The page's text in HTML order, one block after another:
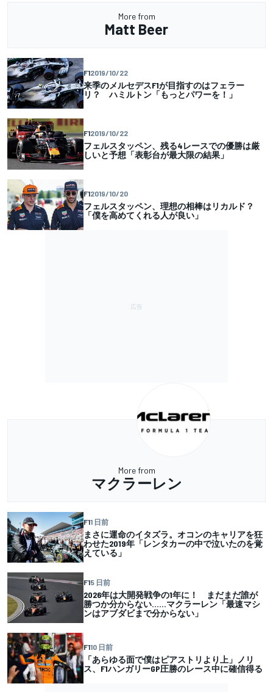
More from
Matt Beer
F12019/10/22
来季のメルセデスF1が目指すのはフェラー
リ？ ハミルトン「もっとパワーを！」
F12019/10/22
フェルスタッペン、残る4レースでの優勝は厳
しいと予想「表彰台が最大限の結果」
F12019/10/20
フェルスタッペン、理想の相棒はリカルド？
「僕を高めてくれる人が良い」
More from
マクラーレン
F11 日前
まさに運命のイタズラ。オコンのキャリアを狂
わせた2019年「レンタカーの中で泣いたのを覚
えている」
F15 日前
2026年は大開発戦争の1年に！ まだまだ誰が
勝つか分からない……マクラーレン「最速マシ
ンはアブダビまで分からない」
F110 日前
「あらゆる面で僕はピアストリより上」ノリ
ス、F1ハンガリーGP圧勝のレース中に確信得る